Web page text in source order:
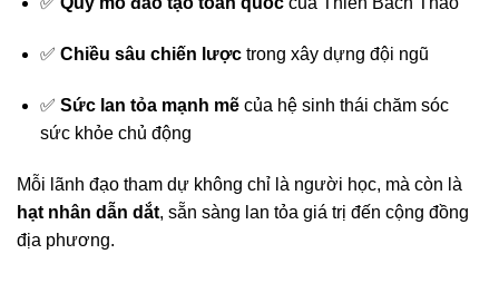
✅ Chiều sâu chiến lượctrong xây dựng đội ngũ
✅ Sức lan tỏa mạnh mẽcủa hệ sinh thái chăm sóc
sức khỏe chủ động
Mỗi lãnh đạo tham dự không chỉ là người học, mà còn là
hạt nhân dẫn dắt, sẵn sàng lan tỏa giá trị đến cộng đồng
địa phương.